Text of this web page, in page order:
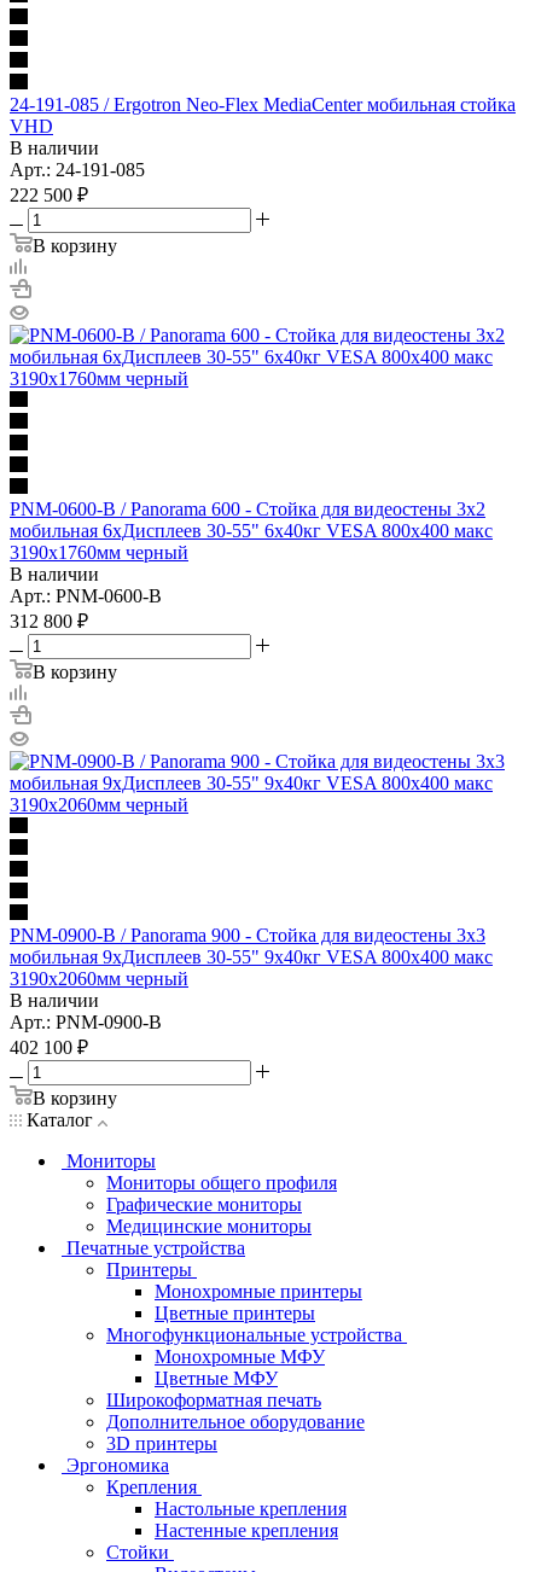
24-191-085 / Ergotron Neo-Flex MediaCenter мобильная стойка
VHD
В наличии
Арт.: 24-191-085
222 500 ₽
В корзину
PNM-0600-B / Panorama 600 - Стойка для видеостены 3x2
мобильная 6xДисплеев 30-55" 6x40кг VESA 800x400 макс
3190x1760мм черный
В наличии
Арт.: PNM-0600-B
312 800 ₽
В корзину
PNM-0900-B / Panorama 900 - Стойка для видеостены 3x3
мобильная 9xДисплеев 30-55" 9x40кг VESA 800x400 макс
3190x2060мм черный
В наличии
Арт.: PNM-0900-B
402 100 ₽
В корзину
Каталог
Мониторы
Мониторы общего профиля
Графические мониторы
Медицинские мониторы
Печатные устройства
Принтеры
Моноxромныe принтеры
Цвeтныe принтеры
Многофункциональные устройства
Монохромные МФУ
Цветные МФУ
Широкоформатная печать
Дополнительное оборудование
3D принтеры
Эргономика
Крепления
Настольные крепления
Настенные крепления
Стойки